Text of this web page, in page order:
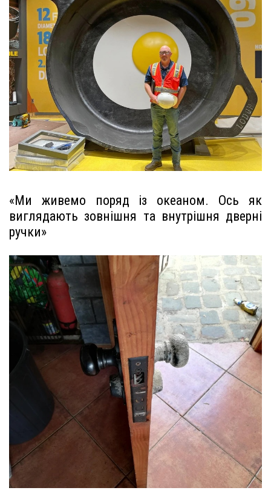
«Ми живемо поряд із океаном. Ось як
виглядають зовнішня та внутрішня дверні
ручки»